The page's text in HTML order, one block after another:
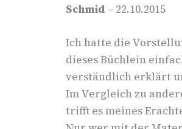
Schmid – 22.10.2015
Ich hatte die
dieses Büchlein
verständlich erklärt
Im Vergleich zu
trifft es meines